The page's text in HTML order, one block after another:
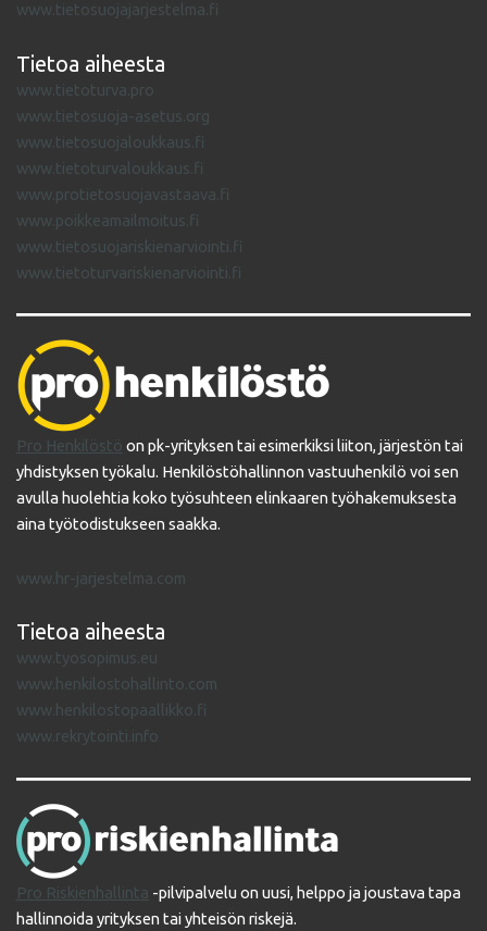
www.tietosuojajarjestelma.fi
Tietoa aiheesta
www.tietoturva.pro
www.tietosuoja-asetus.org
www.tietosuojaloukkaus.fi
www.tietoturvaloukkaus.fi
www.protietosuojavastaava.fi
www.poikkeamailmoitus.fi
www.tietosuojariskienarviointi.fi
www.tietoturvariskienarviointi.fi
Pro Henkilöstö on pk-yrityksen tai esimerkiksi liiton, järjestön tai
yhdistyksen työkalu. Henkilöstöhallinnon vastuuhenkilö voi sen
avulla huolehtia koko työsuhteen elinkaaren työhakemuksesta
aina työtodistukseen saakka.
www.hr-jarjestelma.com
Tietoa aiheesta
www.tyosopimus.eu
www.henkilostohallinto.com
www.henkilostopaallikko.fi
www.rekrytointi.info
Pro Riskienhallinta -pilvipalvelu on uusi, helppo ja joustava tapa
hallinnoida yrityksen tai yhteisön riskejä.